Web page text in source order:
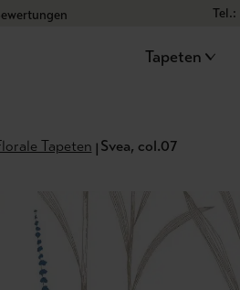
Tel.:
Tapeten
Tapeten Svea, col.07